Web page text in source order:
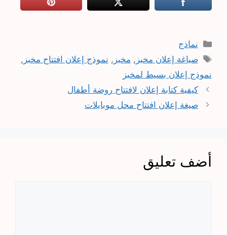
التصنيفات
نماذج
الوسوم
صياغة إعلان مخبز , مخبز , نموذج إعلان افتتاح مخبز ,
نموذج إعلان بسيط لمخبز
كيفية كتابة إعلان لافتتاح روضة أطفال
صيغة إعلان افتتاح محل موبايلات
أضف تعليق